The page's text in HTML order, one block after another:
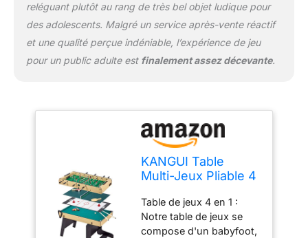
reléguant plutôt au rang de très bel objet ludique pour
des adolescents. Malgré un service après-vente réactif
et une qualité perçue indéniable, l’expérience de jeu
pour un public adulte est finalement assez décevante.
KANGUI Table
Multi-Jeux Pliable 4
Foot - Billard - Ping
Pong - Hockey
Table de jeux 4 en 1 :
Notre table de jeux se
compose d'un babyfoot,